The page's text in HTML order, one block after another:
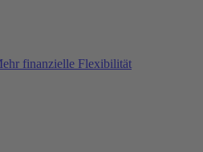
finanzielle Flexibilität